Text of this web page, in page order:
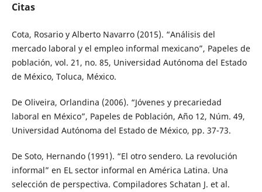
Citas
Cota, Rosario y Alberto Navarro (2015). “Análisis del
mercado laboral y el empleo informal mexicano”, Papeles de
población, vol. 21, no. 85, Universidad Autónoma del Estado
de México, Toluca, México.
De Oliveira, Orlandina (2006). “Jóvenes y precariedad
laboral en México”, Papeles de Población, Año 12, Núm. 49,
Universidad Autónoma del Estado de México, pp. 37-73.
De Soto, Hernando (1991). “El otro sendero. La revolución
informal” en EL sector informal en América Latina. Una
selección de perspectiva. Compiladores Schatan J. et al.